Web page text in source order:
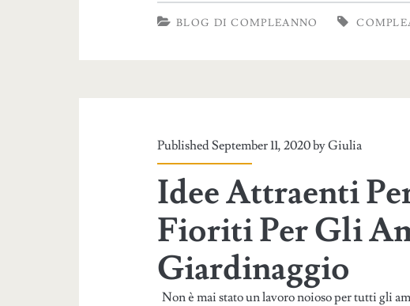
BLOG DI COMPLEANNO
Published September 11, 2020 byGiulia
Idee Attraenti
Fioriti Per Gli
Giardinaggio
Non è mai stato un lavoro noioso per tutti gli